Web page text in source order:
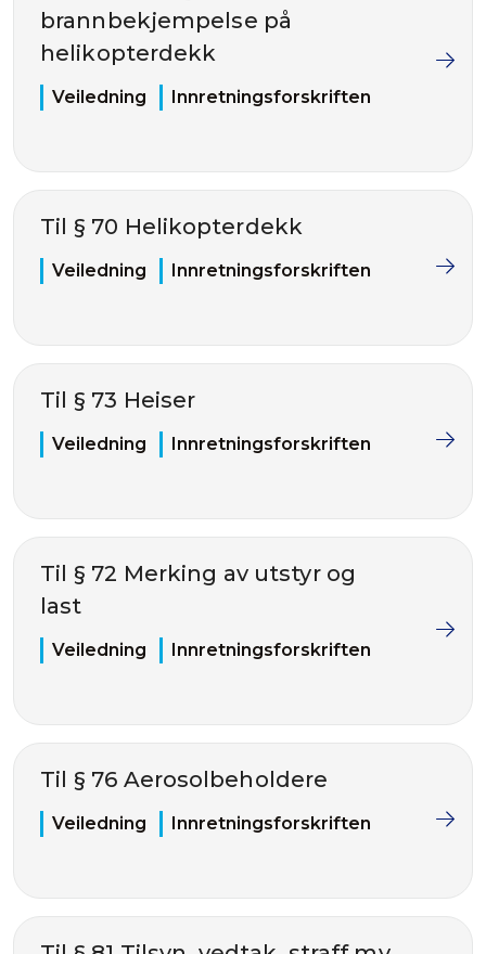
brannbekjempelse på
helikopterdekk
Veiledning Innretningsforskriften
Til § 70 Helikopterdekk
Veiledning Innretningsforskriften
Til § 73 Heiser
Veiledning Innretningsforskriften
Til § 72 Merking av utstyr og
last
Veiledning Innretningsforskriften
Til § 76 Aerosolbeholdere
Veiledning Innretningsforskriften